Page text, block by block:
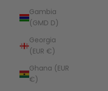
Gambia
(GMD D)
Georgia
(EUR €)
Ghana (EUR
€)